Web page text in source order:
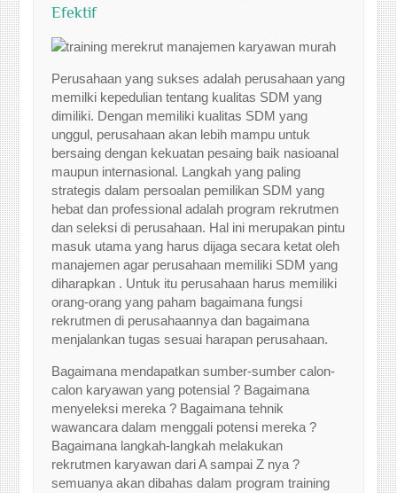
Efektif
Perusahaan yang sukses adalah perusahaan yang
memilki kepedulian tentang kualitas SDM yang
dimiliki. Dengan memiliki kualitas SDM yang
unggul, perusahaan akan lebih mampu untuk
bersaing dengan kekuatan pesaing baik nasioanal
maupun internasional. Langkah yang paling
strategis dalam persoalan pemilikan SDM yang
hebat dan professional adalah program rekrutmen
dan seleksi di perusahaan. Hal ini merupakan pintu
masuk utama yang harus dijaga secara ketat oleh
manajemen agar perusahaan memiliki SDM yang
diharapkan . Untuk itu perusahaan harus memiliki
orang-orang yang paham bagaimana fungsi
rekrutmen di perusahaannya dan bagaimana
menjalankan tugas sesuai harapan perusahaan.
Bagaimana mendapatkan sumber-sumber calon-
calon karyawan yang potensial ? Bagaimana
menyeleksi mereka ? Bagaimana tehnik
wawancara dalam menggali potensi mereka ?
Bagaimana langkah-langkah melakukan
rekrutmen karyawan dari A sampai Z nya ?
semuanya akan dibahas dalam program training